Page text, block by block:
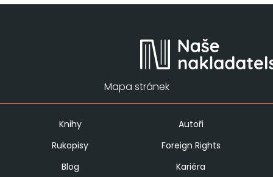
Mapa stránek
Knihy
Autoři
Rukopisy
Foreign Rights
Blog
Kariéra